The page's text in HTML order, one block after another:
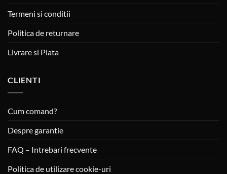
Termeni si conditii
Politica de returnare
Livrare si Plata
CLIENTI
Cum comand?
Despre garantie
FAQ – Intrebari frecvente
Politica de utilizare cookie-uri